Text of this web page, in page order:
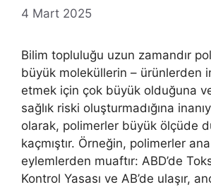
4 Mart 2025
Bilim topluluğu uzun zamandır
büyük moleküllerin – ürünlerden
etmek için çok büyük olduğuna
sağlık riski oluşturmadığına
olarak, polimerler büyük ölçüde
kaçmıştır. Örneğin, polimerler
eylemlerden muaftır: ABD’de
Kontrol Yasası ve AB’de ulaşır,